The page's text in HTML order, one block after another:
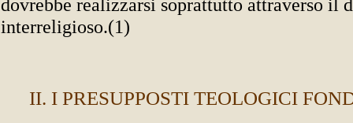
dovrebbe realizzarsi soprattutto attraverso il
interreligioso.(1)
II. I PRESUPPOSTI TEOLOGICI